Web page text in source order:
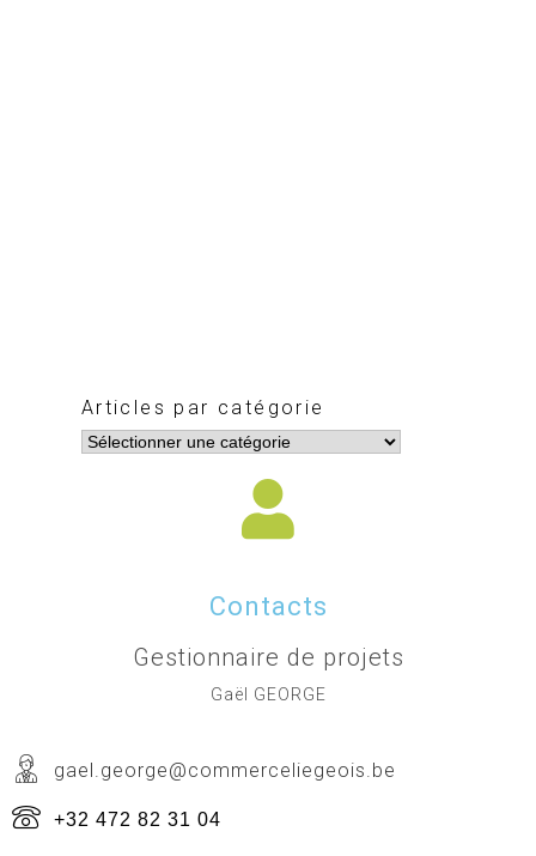
Articles par catégorie
Contacts
Gestionnaire de projets
Gaël GEORGE
gael.george@commerceliegeois.be
+32 472 82 31 04